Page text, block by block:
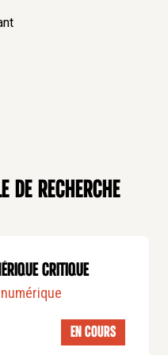
de recherche
CRITIQUE
EN COURS